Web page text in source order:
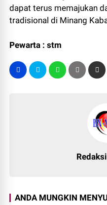
dapat terus memajukan
tradisional di Minang
Pewarta : stm
ANDA MUNGKIN